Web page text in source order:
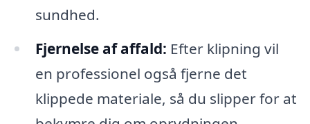
sundhed.
Fjernelse af affald: Efter klipning vil
en professionel også fjerne det
klippede materiale, så du slipper for at